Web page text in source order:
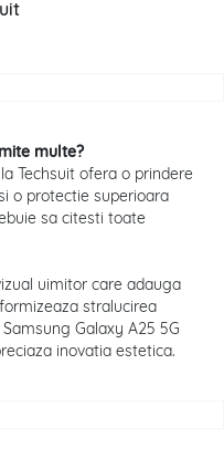
multe?
Techsuit ofera o prindere
o protectie superioara
sa citesti toate
uimitor care adauga
stralucirea
Galaxy A25 5G
inovatia estetica.